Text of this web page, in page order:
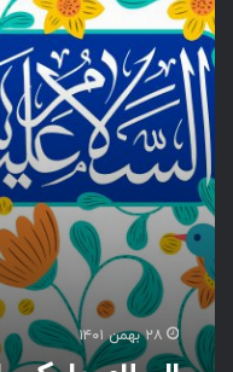
م
ع
ل
ی
ک
ی
ف
ا
م
ه
ا
ل
۲۸ بهمن ۱۴۰۱